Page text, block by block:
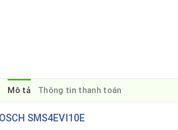
Mô tả Thông tin thanh toán
SMS4EVI10E